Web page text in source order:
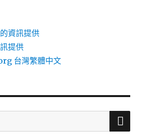
資訊提供
提供
台灣繁體中文
搜